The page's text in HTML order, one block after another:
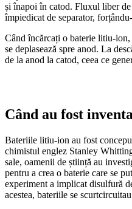
și înapoi în catod. Fluxul liber
împiedicat de separator,
Când încărcați o baterie litiu-
se deplasează spre anod. La
de la anod la catod, ceea ce
Când au fost
Bateriile litiu-ion au fost
chimistul englez Stanley
sale, oamenii de știință au
pentru a crea o baterie care se
experiment a implicat disulfură
acestea, bateriile se